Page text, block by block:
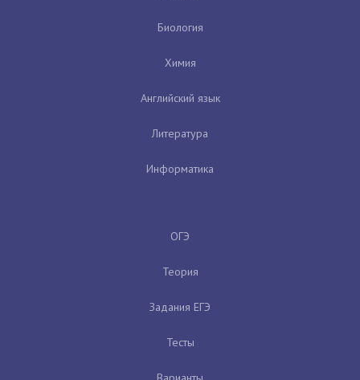
Биология
Химия
Английский язык
Литература
Информатика
ОГЭ
Теория
Задания ЕГЭ
Тесты